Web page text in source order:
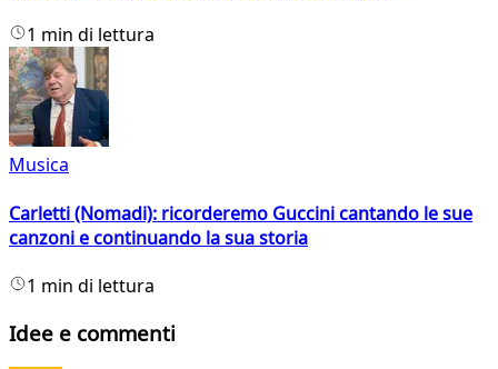
1 min di lettura
Musica
Carletti (Nomadi): ricorderemo Guccini cantando le sue
canzoni e continuando la sua storia
1 min di lettura
Idee e commenti